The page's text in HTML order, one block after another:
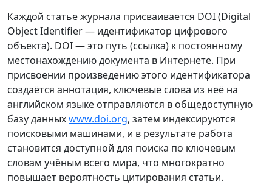
Каждой статье журнала присваивается DOI (Digital
Object Identifier — идентификатор цифрового
объекта). DOI — это путь (ссылка) к постоянному
местонахождению документа в Интернете. При
присвоении произведению этого идентификатора
создаётся аннотация, ключевые слова из неё на
английском языке отправляются в общедоступную
базу данныхwww.doi.org, затем индексируются
поисковыми машинами, и в результате работа
становится доступной для поиска по ключевым
словам учёным всего мира, что многократно
повышает вероятность цитирования статьи.